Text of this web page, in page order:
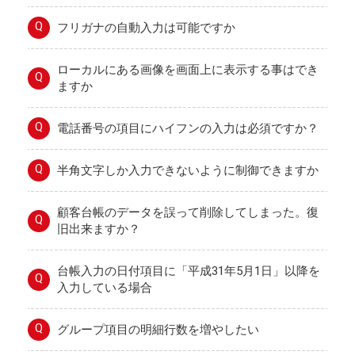
Q フリガナの自動入力は可能ですか
Q
ローカルにある画像を画面上に表示する事はでき
ますか
Q 電話番号の項目にハイフンの入力は必須ですか？
Q 半角文字しか入力できないように制御できますか
Q
顧客台帳のデータを誤って削除してしまった。復
旧出来ますか？
Q
台帳入力の日付項目に「平成31年5月1日」以降を
入力している場合
Q グループ項目の明細行数を増やしたい